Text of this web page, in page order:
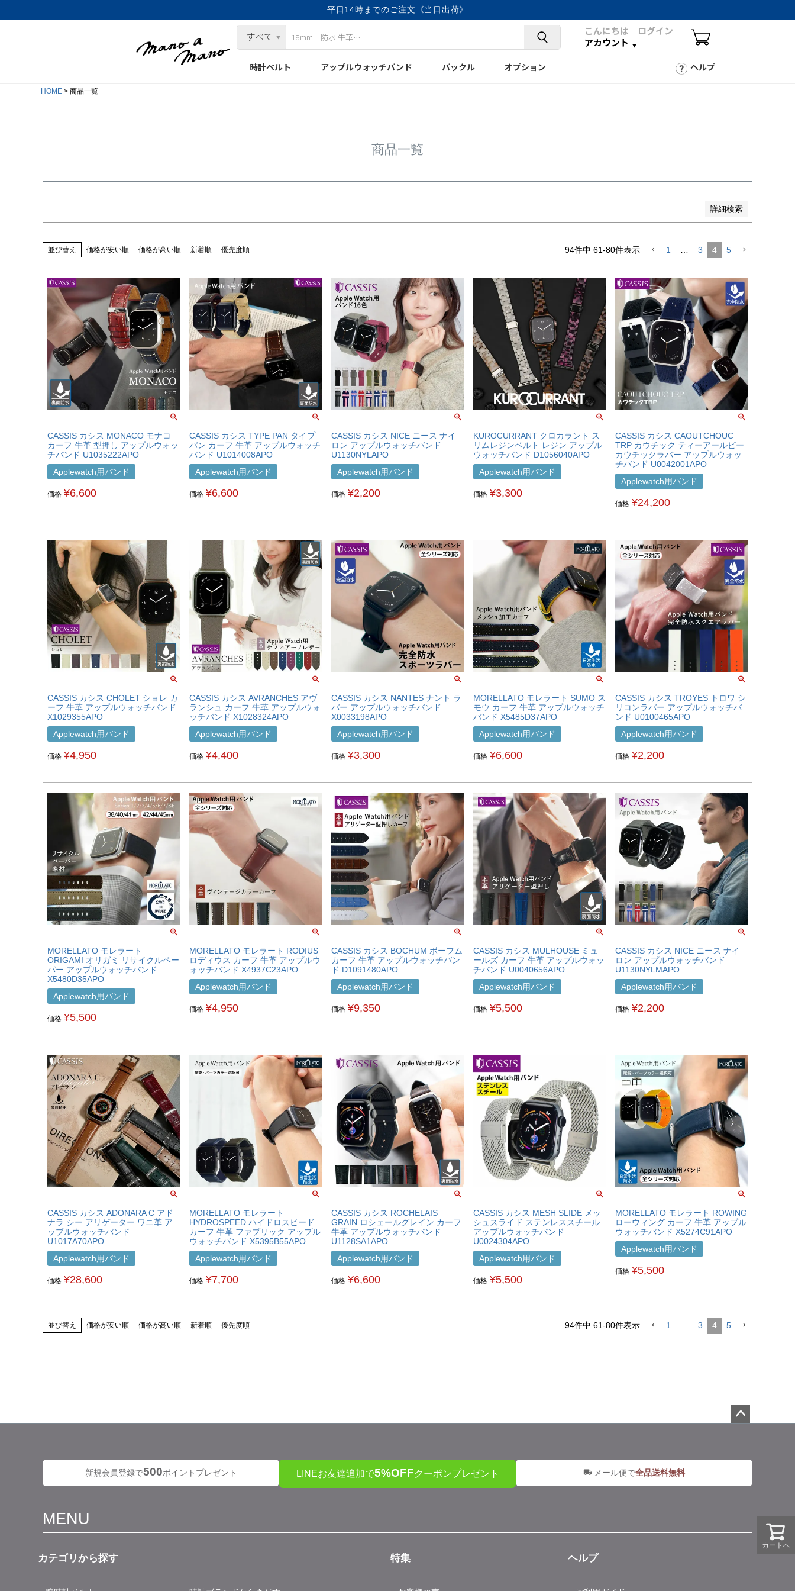
平日14時までのご注文《当日出荷》
こんにちは ログイン
アカウント
時計ベルト アップルウォッチバンド バックル オプション ヘルプ
HOME 商品一覧
商品一覧
詳細検索
在庫なし商品を表示しない
並び替え 価格が安い順 価格が高い順 新着順 優先度順 94件中 61-80件表示 1 3 4 5
CASSIS カシス MONACO モナコ
カーフ 牛革 型押し アップルウォッ
チバンド U1035222APO
Applewatch用バンド
価格 ¥6,600
CASSIS カシス TYPE PAN タイプ
パン カーフ 牛革 アップルウォッチ
バンド U1014008APO
Applewatch用バンド
価格 ¥6,600
CASSIS カシス NICE ニース ナイ
ロン アップルウォッチバンド
U1130NYLAPO
Applewatch用バンド
価格 ¥2,200
KUROCURRANT クロカラント ス
リムレジンベルト レジン アップル
ウォッチバンド D1056040APO
Applewatch用バンド
価格 ¥3,300
CASSIS カシス CAOUTCHOUC
TRP カウチック ティーアールピー
カウチックラバー アップルウォッ
チバンド U0042001APO
Applewatch用バンド
価格 ¥24,200
CASSIS カシス CHOLET ショレ カ
ーフ 牛革 アップルウォッチバンド
X1029355APO
Applewatch用バンド
価格 ¥4,950
CASSIS カシス AVRANCHES アヴ
ランシュ カーフ 牛革 アップルウォ
ッチバンド X1028324APO
Applewatch用バンド
価格 ¥4,400
CASSIS カシス NANTES ナント ラ
バー アップルウォッチバンド
X0033198APO
Applewatch用バンド
価格 ¥3,300
MORELLATO モレラート SUMO ス
モウ カーフ 牛革 アップルウォッチ
バンド X5485D37APO
Applewatch用バンド
価格 ¥6,600
CASSIS カシス TROYES トロワ シ
リコンラバー アップルウォッチバ
ンド U0100465APO
Applewatch用バンド
価格 ¥2,200
MORELLATO モレラート
ORIGAMI オリガミ リサイクルペー
パー アップルウォッチバンド
X5480D35APO
Applewatch用バンド
価格 ¥5,500
MORELLATO モレラート RODIUS
ロディウス カーフ 牛革 アップルウ
ォッチバンド X4937C23APO
Applewatch用バンド
価格 ¥4,950
CASSIS カシス BOCHUM ボーフム
カーフ 牛革 アップルウォッチバン
ド D1091480APO
Applewatch用バンド
価格 ¥9,350
CASSIS カシス MULHOUSE ミュ
ールズ カーフ 牛革 アップルウォッ
チバンド U0040656APO
Applewatch用バンド
価格 ¥5,500
CASSIS カシス NICE ニース ナイ
ロン アップルウォッチバンド
U1130NYLMAPO
Applewatch用バンド
価格 ¥2,200
CASSIS カシス ADONARA C アド
ナラ シー アリゲーター ワニ革 ア
ップルウォッチバンド
U1017A70APO
Applewatch用バンド
価格 ¥28,600
MORELLATO モレラート
HYDROSPEED ハイドロスピード
カーフ 牛革 ファブリック アップル
ウォッチバンド X5395B55APO
Applewatch用バンド
価格 ¥7,700
CASSIS カシス ROCHELAIS
GRAIN ロシェールグレイン カーフ
牛革 アップルウォッチバンド
U1128SA1APO
Applewatch用バンド
価格 ¥6,600
CASSIS カシス MESH SLIDE メッ
シュスライド ステンレススチール
アップルウォッチバンド
U0024304APO
Applewatch用バンド
価格 ¥5,500
MORELLATO モレラート ROWING
ローウィング カーフ 牛革 アップル
ウォッチバンド X5274C91APO
Applewatch用バンド
価格 ¥5,500
並び替え 価格が安い順 価格が高い順 新着順 優先度順 94件中 61-80件表示 1 3 4 5
カートへ
新規会員登録で500ポイントプレゼント LINEお友達追加で5%OFFクーポンプレゼント メール便で全品送料無料
MENU
カテゴリから探す 特集 ヘルプ